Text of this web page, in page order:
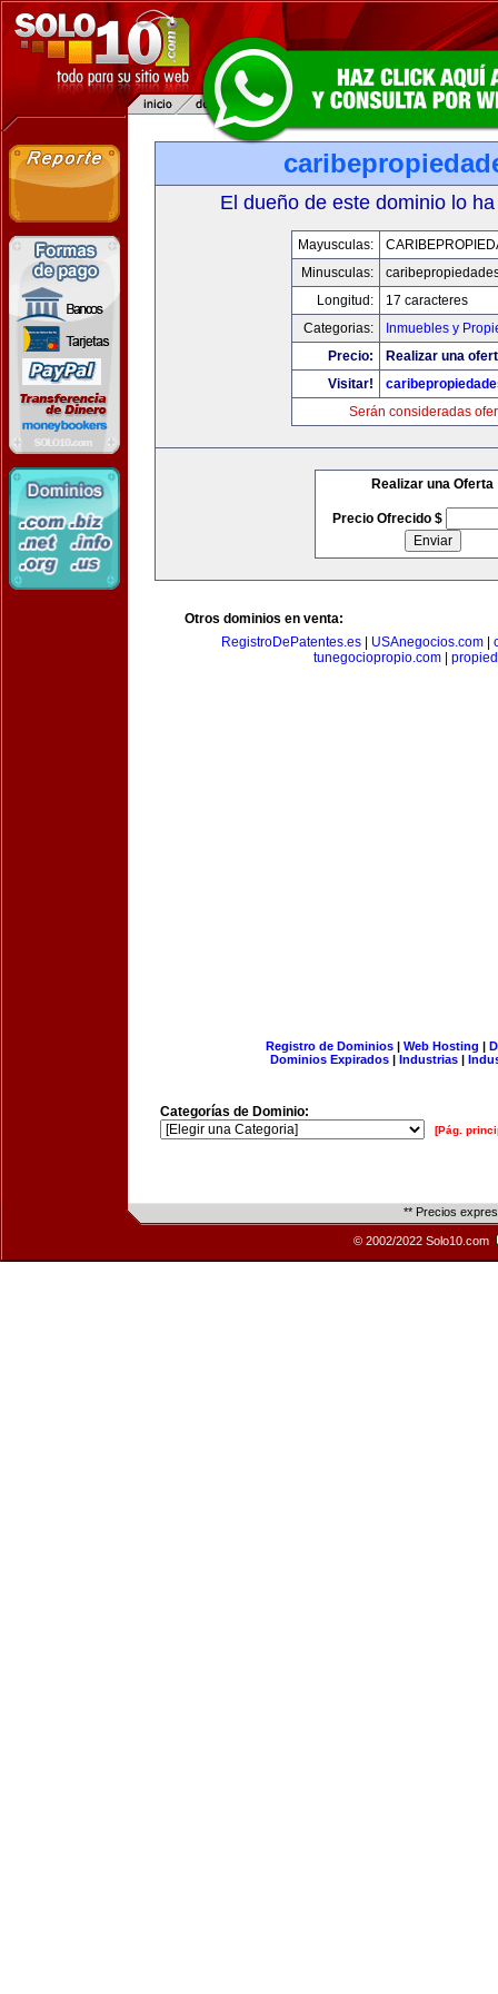
El dueño de este dominio lo
Mayusculas:
Minusculas:
Longitud:
17 caracteres
Categorias:
Inmuebles y
Precio:
Realizar una
Visitar!
Serán consideradas
Realizar una Oferta
Precio Ofrecido $
Otros dominios en venta:
RegistroDePatentes.es
USAnegocios.com
tunegociopropio.com|
Registro de Dominios| Web Hosting |
Dominios Expirados | Industrias |
Categorías de Dominio:
[Pág.
** Precios
© 2002/2022 Solo10.com